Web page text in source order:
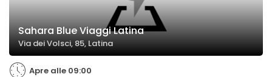
Sahara Blue Viaggi Latina
Via dei Volsci, 85, Latina
Apre alle 09:00